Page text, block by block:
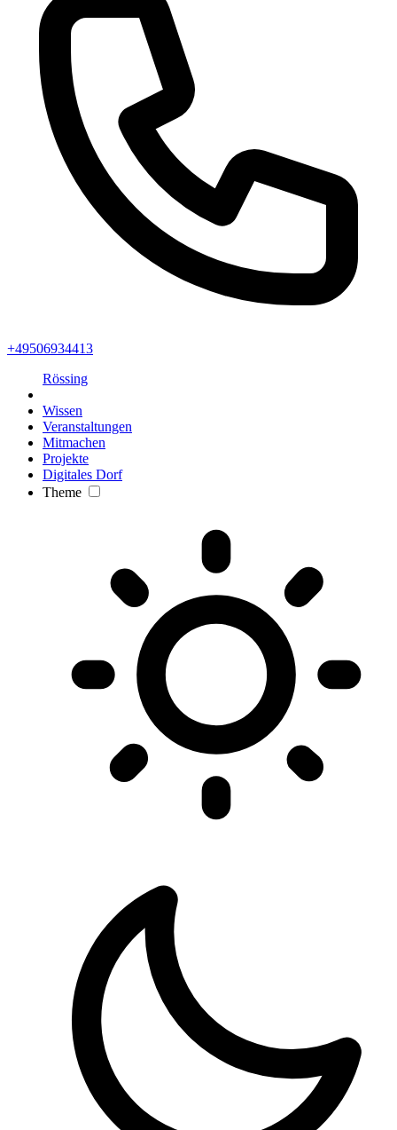
+49506934413
Rössing
Wissen
Veranstaltungen
Mitmachen
Projekte
Digitales Dorf
Theme